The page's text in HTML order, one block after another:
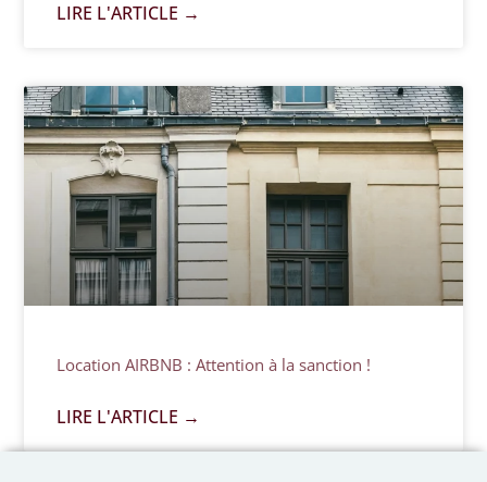
LIRE L'ARTICLE →
Location AIRBNB : Attention à la sanction !
LIRE L'ARTICLE →